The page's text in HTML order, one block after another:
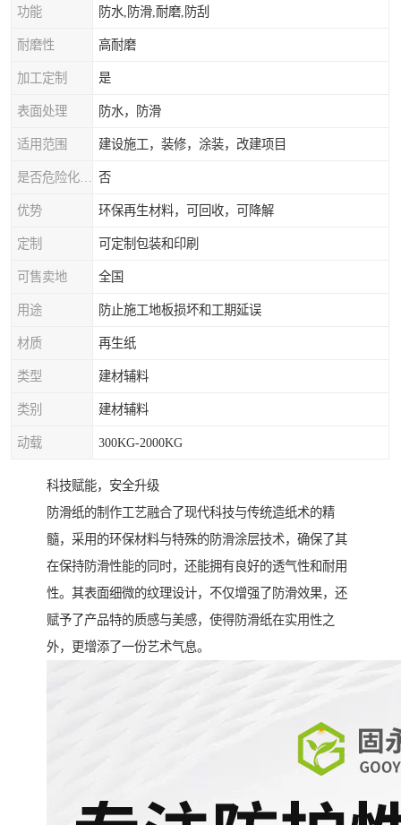
功能 防水,防滑,耐磨,防刮
耐磨性 高耐磨
加工定制 是
表面处理 防水，防滑
适用范围 建设施工，装修，涂装，改建项目
否
优势 环保再生材料，可回收，可降解
定制 可定制包装和印刷
可售卖地 全国
用途 防止施工地板损坏和工期延误
材质 再生纸
类型 建材辅料
类别 建材辅料
动载 300KG-2000KG
科技赋能，安全升级
防滑纸的制作工艺融合了现代科技与传统造纸术的精
髓，采用的环保材料与特殊的防滑涂层技术，确保了其
在保持防滑性能的同时，还能拥有良好的透气性和耐用
性。其表面细微的纹理设计，不仅增强了防滑效果，还
赋予了产品特的质感与美感，使得防滑纸在实用性之
外，更增添了一份艺术气息。